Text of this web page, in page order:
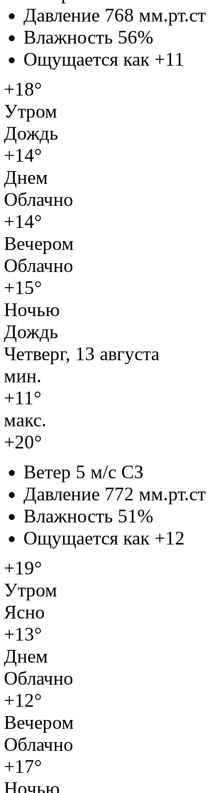
Давление 768 мм.рт.ст
Влажность 56%
Ощущается как +11
+18°
Утром
Дождь
+14°
Днем
Облачно
+14°
Вечером
Облачно
+15°
Ночью
Дождь
Четверг, 13 августа
мин.
+11°
макс.
+20°
Ветер 5 м/с СЗ
Давление 772 мм.рт.ст
Влажность 51%
Ощущается как +12
+19°
Утром
Ясно
+13°
Днем
Облачно
+12°
Вечером
Облачно
+17°
Ночью